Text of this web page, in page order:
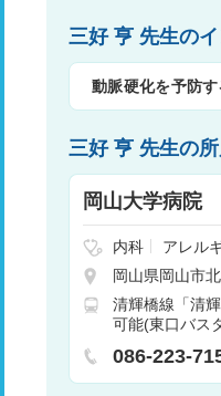
三好 亨 先生の
動脈硬化を予防
三好 亨 先生の
岡山大学病院
内科 アレル
神経内科
管外科
小児
産婦人科
眼
歯科口腔外科
内科
腫瘍内
脳神経内科
診断科
岡山県岡山市
清輝橋線「清
可能(東口バス
086-223-